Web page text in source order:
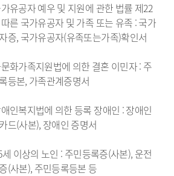
유공자 예우 및 지원에 관한 법률 제22
른 국가유공자 및 가족 또는 유족 : 국가
증, 국가유공자(유족또는가족)확인서
화가족지원법에 의한 결혼 이민자 : 주
등본, 가족관계증명서
인복지법에 의한 등록 장애인 : 장애인
드(사본), 장애인 증명서
세 이상의 노인 : 주민등록증(사본), 운전
(사본), 주민등록등본 등